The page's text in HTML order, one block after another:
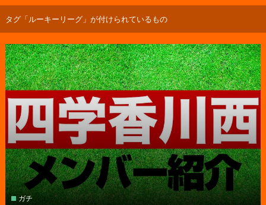
タグ「ルーキーリーグ」が付けられているもの
ガチ